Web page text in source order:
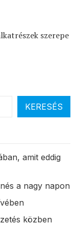
szerepe
KERESÉS
amit eddig
a nagy napon
közben